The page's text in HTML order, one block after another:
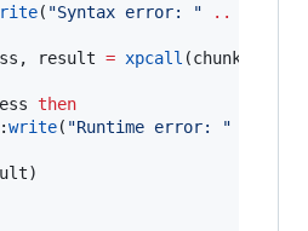
( "Syntax error: " ..
, result = xpcall (chunk
then
:write( "Runtime error: "
)